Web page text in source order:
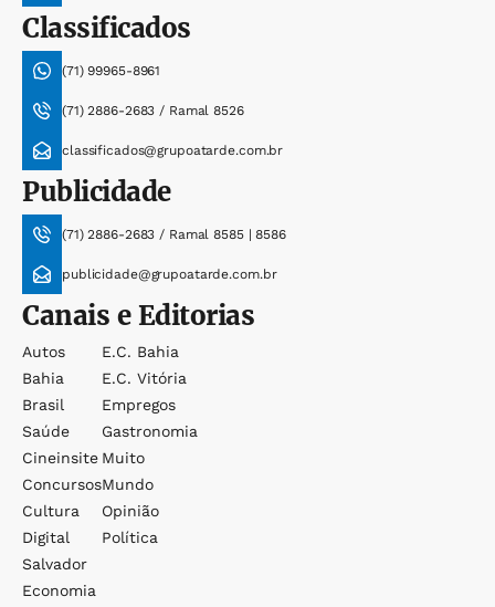
Classificados
(71) 99965-8961
(71) 2886-2683 / Ramal 8526
classificados@grupoatarde.com.br
Publicidade
(71) 2886-2683 / Ramal 8585 | 8586
publicidade@grupoatarde.com.br
Canais e Editorias
Autos
Bahia
Brasil
Saúde
Cineinsite
Concursos
Cultura
Digital
Salvador
Economia
E.c. Bahia
E.c. Vitória
Empregos
Gastronomia
Muito
Mundo
Opinião
Política